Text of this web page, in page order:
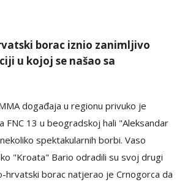
borac iznio zanimljivo
u kojoj se našao sa
događaja u regionu privuko je
FNC 13 u beogradskoj hali "Aleksandar
spektakularnih borbi. Vaso
"Kroata" Bario odradili su svoj drugi
hrvatski borac natjerao je Crnogorca da